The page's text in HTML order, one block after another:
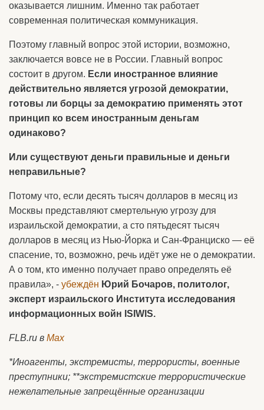
оказывается лишним. Именно так работает
современная политическая коммуникация.
Поэтому главный вопрос этой истории, возможно,
заключается вовсе не в России. Главный вопрос
состоит в другом. Если иностранное влияние
действительно является угрозой демократии,
готовы ли борцы за демократию применять этот
принцип ко всем иностранным деньгам
одинаково?
Или существуют деньги правильные и деньги
неправильные?
Потому что, если десять тысяч долларов в месяц из
Москвы представляют смертельную угрозу для
израильской демократии, а сто пятьдесят тысяч
долларов в месяц из Нью-Йорка и Сан-Франциско — её
спасение, то, возможно, речь идёт уже не о демократии.
А о том, кто именно получает право определять её
правила», - убеждён Юрий Бочаров, политолог,
эксперт израильского Института исследования
информационных войн ISIWIS.
FLB.ru в Max
*Иноагенты, экстремисты, террористы, военные
преступники; **экстремистские террористические
нежелательные запрещённые организации